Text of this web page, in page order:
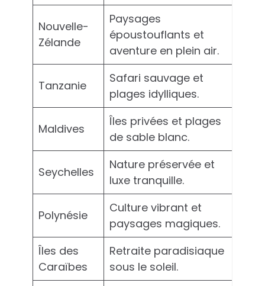
Nouvelle-
Zélande
Paysages
époustouflants et
aventure en plein air.
Tanzanie
Safari sauvage et
plages idylliques.
Maldives
Îles privées et plages
de sable blanc.
Seychelles
Nature préservée et
luxe tranquille.
Polynésie
Culture vibrant et
paysages magiques.
Îles des
Caraïbes
Retraite paradisiaque
sous le soleil.